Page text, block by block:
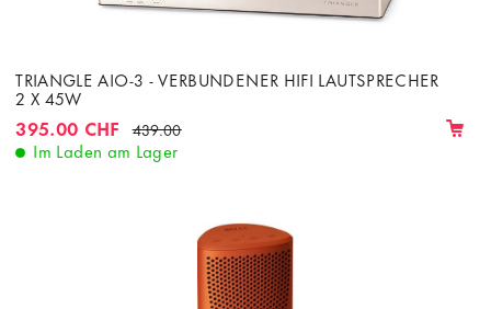
TRIANGLE AIO-3 - VERBUNDENER HIFI LAUTSPRECHER
2 X 45W
395.00 CHF 439.00
Im Laden am Lager